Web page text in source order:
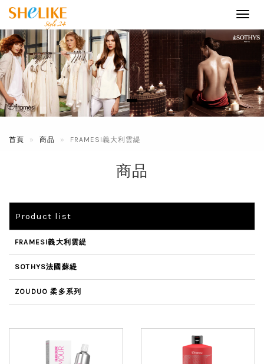
首頁 商品 FRAMESI義大利雲緹
商品
Product list
FRAMESI義大利雲緹
SOTHYS法國蘇緹
ZOUDUO 柔多系列